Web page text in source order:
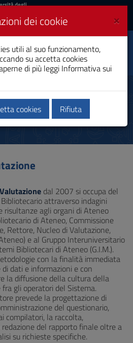
degli
UniCA News
valutazione
dal 2007 si occupa del
attraverso indagini
risultanze agli organi di Ateneo
di Ateneo, Commissione
Rettore, Nucleo di Valutazione,
e al Gruppo Interuniversitario
Bibliotecari di Ateneo (G.I.M.).
con la finalità immediata
dati e informazioni e con
la diffusione della cultura della
gli operatori del Sistema.
prevede la progettazione di
del questionario,
compilatori, la raccolta,
redazione del rapporto finale oltre a
su richieste specifiche.
×
dei cookie
utili al suo funzionamento,
su accetta cookies
di più leggi Informativa sui
cookies Rifiuta